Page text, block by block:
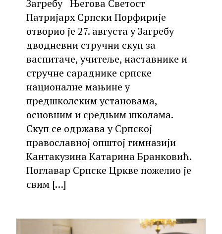
Загребу Његова Светост
Патријарх Српски Порфирије
отворио је 27. августа у Загребу
дводневни стручни скуп за
васпитаче, учитеље, наставнике и
стручне сараднике српске
националне мањине у
предшколским установама,
основним и средњим школама.
Скуп се одржава у Српској
православној општој гимназији
Кантакузина Катарина Бранковић.
Поглавар Српске Цркве пожелио је
свим […]